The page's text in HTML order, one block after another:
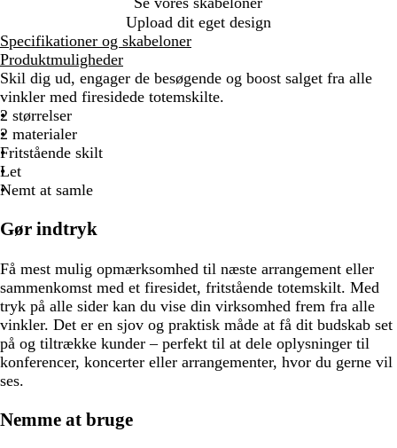
Upload dit eget design
Specifikationer og skabeloner
Produktmuligheder
Skil dig ud, engager de besøgende og boost salget fra alle
vinkler med firesidede totemskilte.
2 størrelser
2 materialer
Fritstående skilt
Let
Nemt at samle
Gør indtryk
Få mest mulig opmærksomhed til næste arrangement eller
sammenkomst med et firesidet, fritstående totemskilt. Med
tryk på alle sider kan du vise din virksomhed frem fra alle
vinkler. Det er en sjov og praktisk måde at få dit budskab set
på og tiltrække kunder – perfekt til at dele oplysninger til
konferencer, koncerter eller arrangementer, hvor du gerne vil
ses.
Nemme at bruge